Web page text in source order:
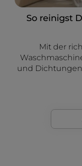
So reinigst
Mit der
und